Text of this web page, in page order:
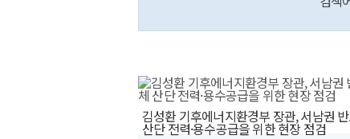
김성환 기후에너지환경부 장관, 서남권
산단 전력·용수공급을 위한 현장 점검